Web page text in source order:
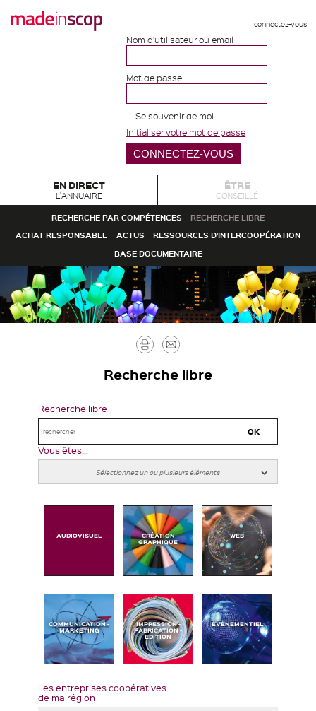
connectez-vous
Nom d'utilisateur ou email
Mot de passe
Se souvenir de moi
Initialiser votre mot de passe
EN DIRECT
L'ANNUAIRE
ÊTRE
CONSEILLÉ
RECHERCHE PAR COMPÉTENCES
RECHERCHE LIBRE
ACHAT RESPONSABLE
ACTUS
RESSOURCES D'INTERCOOPÉRATION
BASE DOCUMENTAIRE
Imprimer
Recherche libre
Recherche libre
Vous êtes...
AUDIOVISUEL CRÉATION
GRAPHIQUE
WEB
COMMUNICATION -
MARKETING
IMPRESSION -
FABRICATION -
EDITION
ÉVÉNEMENTIEL
Les entreprises coopératives
de ma région